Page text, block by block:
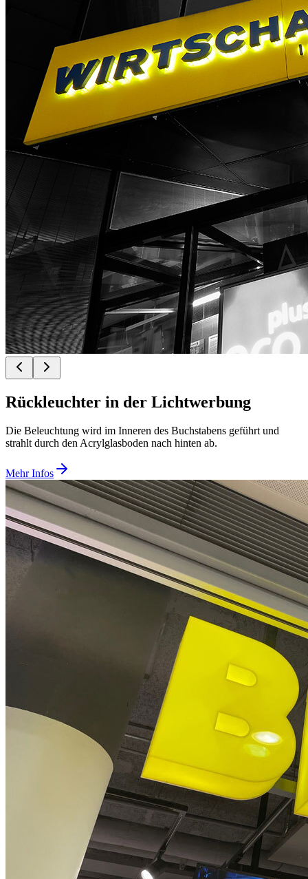
Rückleuchter in der Lichtwerbung
Die Beleuchtung wird im Inneren des Buchstabens geführt und
strahlt durch den Acrylglasboden nach hinten ab.
Mehr Infos